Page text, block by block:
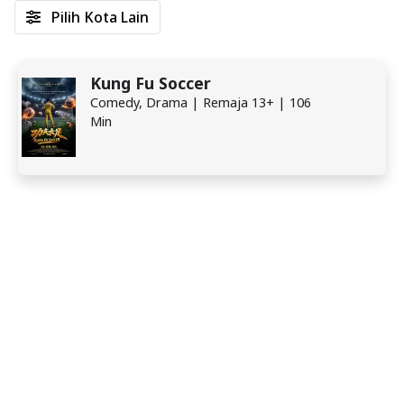
Kung Fu Soccer
Comedy, Drama | Remaja 13+ | 106
Min
Pilih Kota Lain